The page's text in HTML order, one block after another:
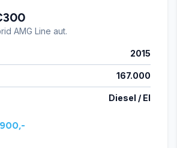
AMG Line aut.
2015
167.000
Diesel / El